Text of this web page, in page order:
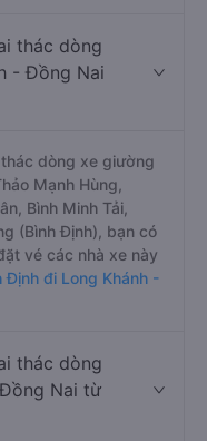
thác dòng
- Đồng Nai
dòng xe giường
Mạnh Hùng,
Bình Minh Tải,
(Bình Định), bạn có
vé các nhà xe này
Định đi Long Khánh -
thác dòng
Nai từ